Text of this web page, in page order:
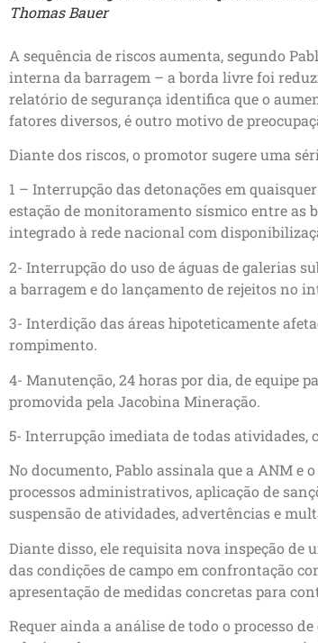
Thomas Bauer
A sequência de riscos aumenta, segundo
interna da barragem – a borda livre foi
relatório de segurança identifica que o
fatores diversos, é outro motivo de
Diante dos riscos, o promotor sugere uma
1 – Interrupção das detonações em
estação de monitoramento sísmico entre as
integrado à rede nacional com
2- Interrupção do uso de águas de galerias
a barragem e do lançamento de rejeitos no
3- Interdição das áreas hipoteticamente
rompimento.
4- Manutenção, 24 horas por dia, de equipe
promovida pela Jacobina Mineração.
5- Interrupção imediata de todas atividades,
No documento, Pablo assinala que a ANM e
processos administrativos, aplicação de
suspensão de atividades, advertências e
Diante disso, ele requisita nova inspeção de
das condições de campo em confrontação
apresentação de medidas concretas para
Requer ainda a análise de todo o processo